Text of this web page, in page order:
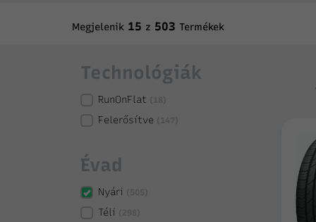
Megjelenik 15 z 503 Termékek
Technológiák
RunOnFlat
Felerősítve
Évad
Nyári
Téli